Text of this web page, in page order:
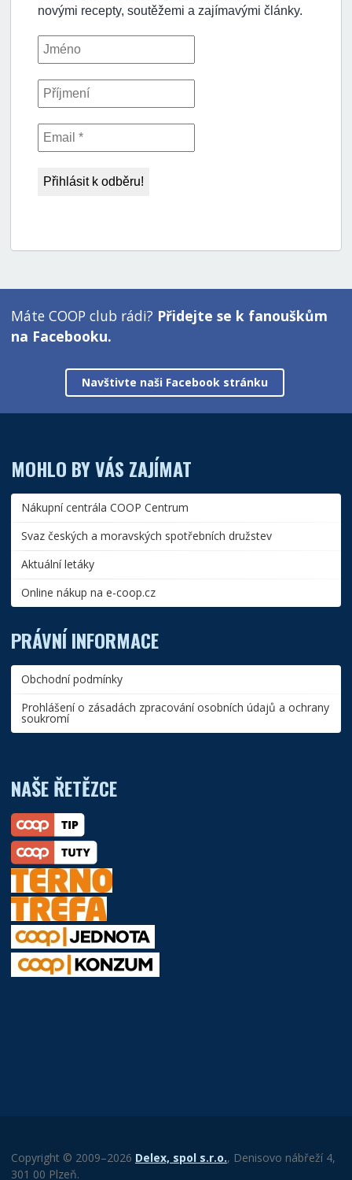
Máte COOP club rádi? Přidejte se k fanouškům
na Facebooku.
Navštivte naši Facebook stránku
MOHLO BY VÁS ZAJÍMAT
Nákupní centrála COOP Centrum
Svaz českých a moravských spotřebních družstev
Aktuální letáky
Online nákup na e-coop.cz
PRÁVNÍ INFORMACE
Obchodní podmínky
Prohlášení o zásadách zpracování osobních údajů a ochrany
soukromí
NAŠE ŘETĚZCE
Copyright © 2009–2026 Delex, spol s.r.o., Denisovo nábřeží 4,
301 00 Plzeň.